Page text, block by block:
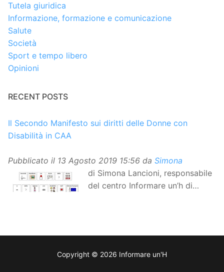
Tutela giuridica
Informazione, formazione e comunicazione
Salute
Società
Sport e tempo libero
Opinioni
RECENT POSTS
Il Secondo Manifesto sui diritti delle Donne con
Disabilità in CAA
Pubblicato il 13 Agosto 2019 15:56 da Simona
di Simona Lancioni, responsabile
del centro Informare un’h di
aumentativa alternativa (CAA) del “Secondo Manifesto
nell’Unione Europea”. La rivendicazione ed il
Copyright © 2026 Informare un'H